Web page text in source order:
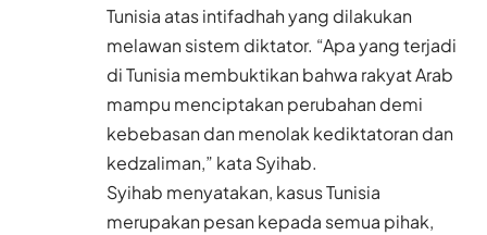
Tunisia atas intifadhah yang dilakukan
melawan sistem diktator. “Apa yang terjadi
di Tunisia membuktikan bahwa rakyat Arab
mampu menciptakan perubahan demi
kebebasan dan menolak kediktatoran dan
kedzaliman,” kata Syihab.
Syihab menyatakan, kasus Tunisia
merupakan pesan kepada semua pihak,